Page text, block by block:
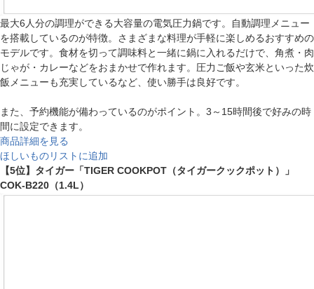
最大6人分の調理ができる大容量の電気圧力鍋です。自動調理メニュー
を搭載しているのが特徴。さまざまな料理が手軽に楽しめるおすすめの
モデルです。食材を切って調味料と一緒に鍋に入れるだけで、角煮・肉
じゃが・カレーなどをおまかせで作れます。圧力ご飯や玄米といった炊
飯メニューも充実しているなど、使い勝手は良好です。
また、予約機能が備わっているのがポイント。3～15時間後で好みの時
間に設定できます。
商品詳細を見る
ほしいものリストに追加
【5位】タイガー「TIGER COOKPOT（タイガークックポット）」
COK-B220（1.4L）